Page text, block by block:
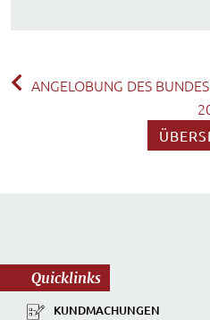
ANGELOBUNG DES
Quicklinks
KUNDMACHUNGEN